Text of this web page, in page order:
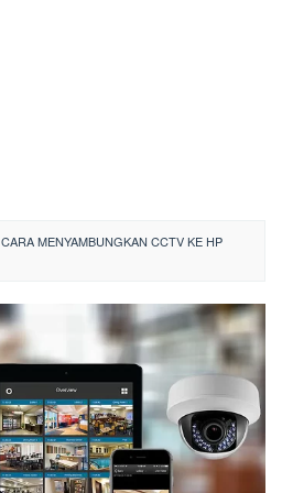
CARA MENYAMBUNGKAN CCTV KE HP